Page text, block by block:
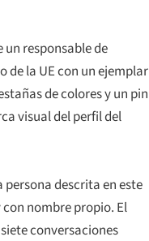
responsable de
la UE con un ejemplar
de colores y un pin
visual del perfil del
persona descrita en este
nombre propio. El
conversaciones